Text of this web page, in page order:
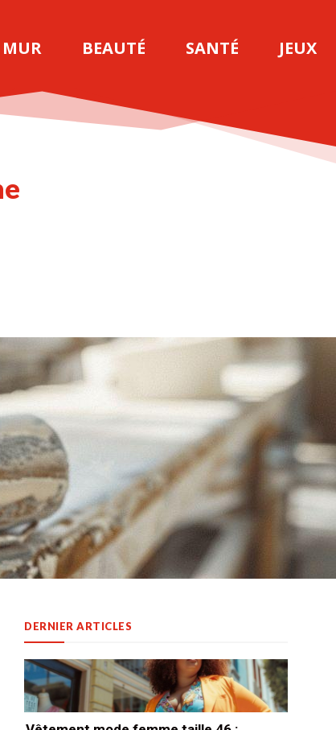
MUR BEAUTÉ SANTÉ JEUX
DERNIER ARTICLES